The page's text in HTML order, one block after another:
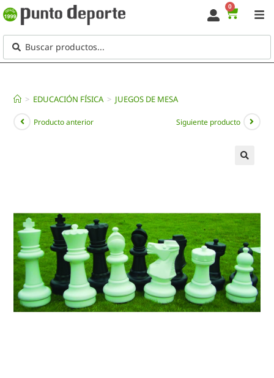
0
> EDUCACIÓN FÍSICA > JUEGOS DE MESA
Producto anterior Siguiente producto